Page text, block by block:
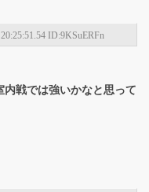
ID:9KSuERFn
戦では強いかなと思って